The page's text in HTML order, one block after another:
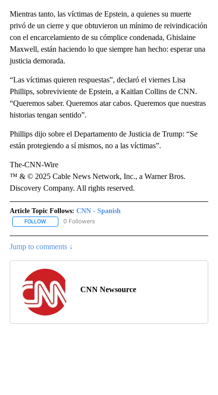
Mientras tanto, las víctimas de Epstein, a quienes su muerte
privó de un cierre y que obtuvieron un mínimo de reivindicación
con el encarcelamiento de su cómplice condenada, Ghislaine
Maxwell, están haciendo lo que siempre han hecho: esperar una
justicia demorada.
“Las víctimas quieren respuestas”, declaró el viernes Lisa
Phillips, sobreviviente de Epstein, a Kaitlan Collins de CNN.
“Queremos saber. Queremos atar cabos. Queremos que nuestras
historias tengan sentido”.
Phillips dijo sobre el Departamento de Justicia de Trump: “Se
están protegiendo a sí mismos, no a las víctimas”.
The-CNN-Wire
™ & © 2025 Cable News Network, Inc., a Warner Bros.
Discovery Company. All rights reserved.
Article Topic Follows: CNN - Spanish
FOLLOW FOLLOW "CNN - SPANISH" TO RECEIVE NOTIFICATIONS ABOUT
0 Followers
Jump to comments ↓
CNN Newsource